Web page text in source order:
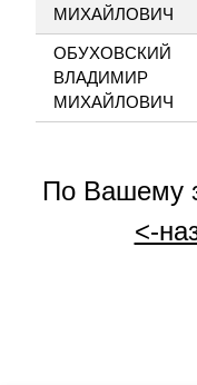
МИХАЙЛОВИЧ
ОБУХОВСКИЙ
ВЛАДИМИР
МИХАЙЛОВИЧ
По Вашему
<-